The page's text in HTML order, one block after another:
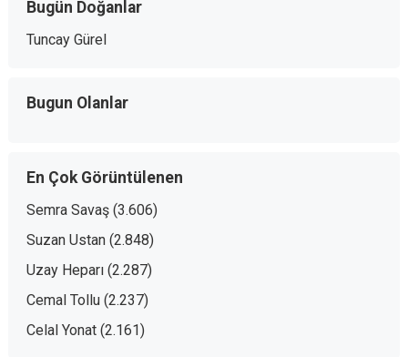
Bugün Doğanlar
Tuncay Gürel
Bugun Olanlar
En Çok Görüntülenen
Semra Savaş (3.606)
Suzan Ustan (2.848)
Uzay Heparı (2.287)
Cemal Tollu (2.237)
Celal Yonat (2.161)